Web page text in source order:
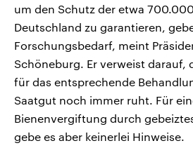
um den Schutz der etwa
Deutschland zu garantieren,
Forschungsbedarf, meint
Schöneburg. Er verweist darauf,
für das entsprechende
Saatgut noch immer ruht. Für
Bienenvergiftung durch
gebe es aber keinerlei Hinweise.